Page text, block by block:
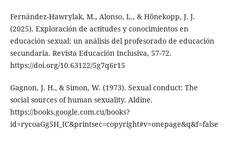
Fernández-Hawrylak, M., Alonso, L., & Hönekopp, J. J.
(2025). Exploración de actitudes y conocimientos en
educación sexual: un análisis del profesorado de educación
secundaria. Revista Educación Inclusiva, 57-72.
https://doi.org/10.63122/5g7q6r15
Gagnon, J. H., & Simon, W. (1973). Sexual conduct: The
social sources of human sexuality. Aldine.
https://books.google.com.cu/books?
id=rycoaGg5H_IC&printsec=copyright#v=onepage&q&f=false